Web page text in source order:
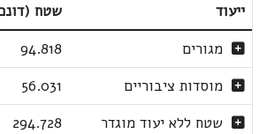
ייעוד שטח
מגורים
94.818
מוסדות ציבוריים
56.031
שטח ללא יעוד מוגדר
294.728